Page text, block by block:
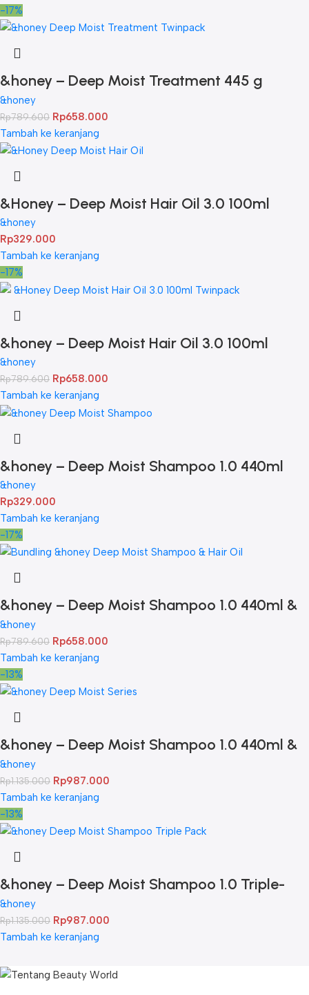
-17%
&honey – Deep Moist Treatment 445 g
Twinpack
&honey
Rp789.600 Rp658.000
Tambah ke keranjang
&Honey – Deep Moist Hair Oil 3.0 100ml
&honey
Rp329.000
Tambah ke keranjang
-17%
&honey – Deep Moist Hair Oil 3.0 100ml
Twinpack
&honey
Rp789.600 Rp658.000
Tambah ke keranjang
&honey – Deep Moist Shampoo 1.0 440ml
&honey
Rp329.000
Tambah ke keranjang
-17%
&honey – Deep Moist Shampoo 1.0 440ml &
Deep Moist Hair Oil 3.0 100ml
&honey
Rp789.600 Rp658.000
Tambah ke keranjang
-13%
&honey – Deep Moist Shampoo 1.0 440ml &
Deep Moist Treatment 2.0 445Gr & Deep
Moist Hair Oil 3.0 100ml
&honey
Rp1.135.000 Rp987.000
Tambah ke keranjang
-13%
&honey – Deep Moist Shampoo 1.0 Triple-
Pack
&honey
Rp1.135.000 Rp987.000
Tambah ke keranjang